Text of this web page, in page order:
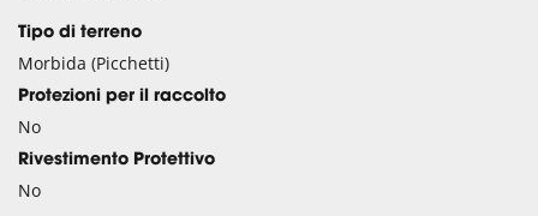
Tipo di terreno
Morbida (Picchetti)
Protezioni per il raccolto
No
Rivestimento Protettivo
No